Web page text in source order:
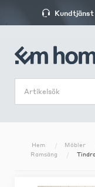
Kundtjänst
Hem Möbler
Ramsäng